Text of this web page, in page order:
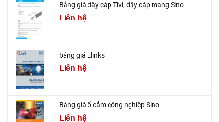
Bảng giá dây cáp Tivi, dây cáp mạng Sino
Liên hệ
bảng giá Elinks
Liên hệ
Bảng giá ổ cắm công nghiệp Sino
Liên hệ